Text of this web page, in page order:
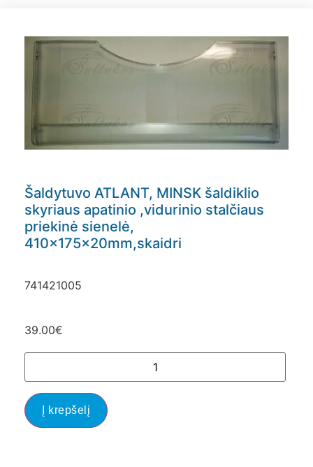
Šaldytuvo ATLANT, MINSK šaldiklio
skyriaus apatinio ,vidurinio stalčiaus
priekinė sienelė,
410x175x20mm,skaidri
741421005
39.00€
Į krepšelį